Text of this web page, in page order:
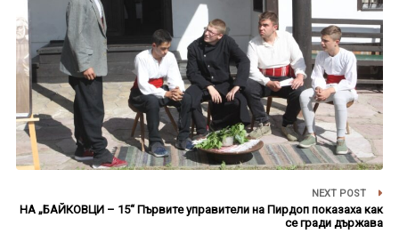
NEXT POST
НА „БАЙКОВЦИ – 15“ Първите управители на Пирдоп показаха как
се гради държава